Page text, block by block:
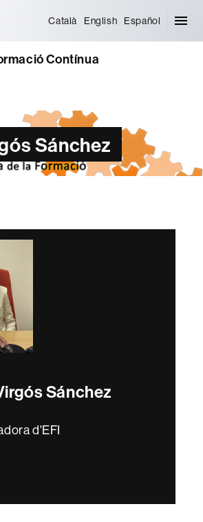
Català English Español
Contínua
Sánchez
Sánchez
d'EFI